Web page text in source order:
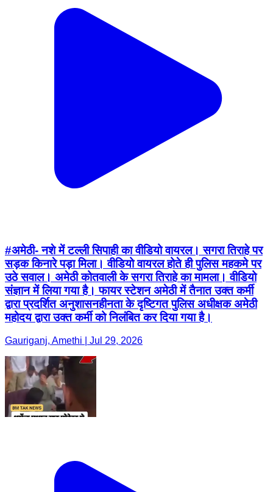
#अमेठी- नशे में टल्ली सिपाही का वीडियो वायरल। सगरा तिराहे पर
सड़क किनारे पड़ा मिला। वीडियो वायरल होते ही पुलिस महकमे पर
उठे सवाल। अमेठी कोतवाली के सगरा तिराहे का मामला। वीडियो
संज्ञान में लिया गया है। फायर स्टेशन अमेठी में तैनात उक्त कर्मी
द्वारा प्रदर्शित अनुशासनहीनता के दृष्टिगत पुलिस अधीक्षक अमेठी
महोदय द्वारा उक्त कर्मी को निलंबित कर दिया गया है।
Gauriganj, Amethi | Jul 29, 2026